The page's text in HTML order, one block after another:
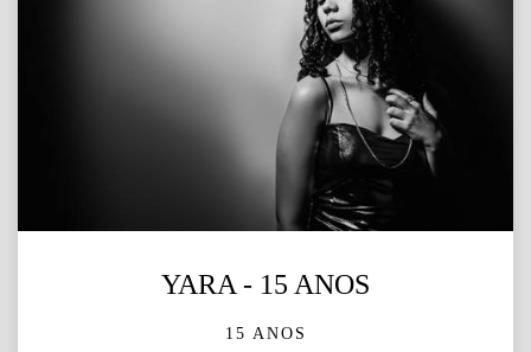
YARA - 15 ANOS
15 ANOS